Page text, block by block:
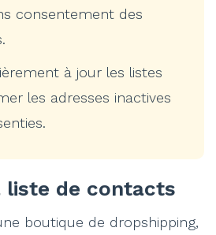
consentement des
à jour les listes
les adresses inactives
liste de contacts
boutique de dropshipping,